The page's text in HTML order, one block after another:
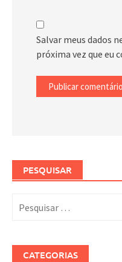
Salvar meus dados
próxima vez que eu
PESQUISAR
por:
CATEGORIAS